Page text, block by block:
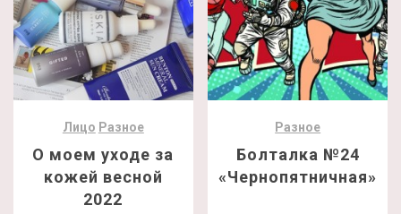
Лицо Разное
О моем уходе за
кожей весной
2022
Разное
Болталка №24
«Чернопятничная»